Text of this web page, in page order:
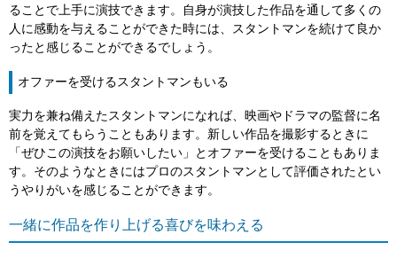
ることで上手に演技できます。自身が演技した作品を通して多くの
人に感動を与えることができた時には、スタントマンを続けて良か
ったと感じることができるでしょう。
オファーを受けるスタントマンもいる
実力を兼ね備えたスタントマンになれば、映画やドラマの監督に名
前を覚えてもらうこともあります。新しい作品を撮影するときに
「ぜひこの演技をお願いしたい」とオファーを受けることもありま
す。そのようなときにはプロのスタントマンとして評価されたとい
うやりがいを感じることができます。
一緒に作品を作り上げる喜びを味わえる